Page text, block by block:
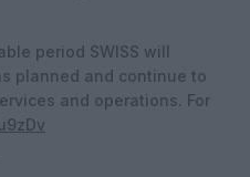
period SWISS will
planned and continue to
and operations. For